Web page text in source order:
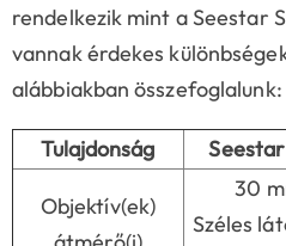
rendelkezik mint a Seestar
vannak érdekes
alábbiakban összefoglalunk:
Tulajdonság
Objektív(ek)
30
Széles